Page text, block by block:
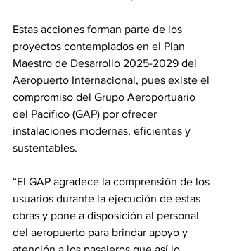
Estas acciones forman parte de los
proyectos contemplados en el Plan
Maestro de Desarrollo 2025-2029 del
Aeropuerto Internacional, pues existe el
compromiso del Grupo Aeroportuario
del Pacífico (GAP) por ofrecer
instalaciones modernas, eficientes y
sustentables.
“El GAP agradece la comprensión de los
usuarios durante la ejecución de estas
obras y pone a disposición al personal
del aeropuerto para brindar apoyo y